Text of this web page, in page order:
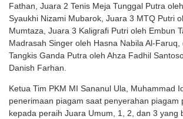
Fathan, Juara 2 Tenis Meja Tunggal Putra
Syaukhi Nizami Mubarok, Juara 3 MTQ Putri
Mumtaza, Juara 3 Kaligrafi Putri oleh Embun
Madrasah Singer oleh Hasna Nabila Al-Faruq,
Tangkis Ganda Putra oleh Ahza Fadhil
Danish Farhan.
Ketua Tim PKM MI Sananul Ula, Muhammad
penerimaan piagam saat penyerahan piagam
kepada peraih Juara Umum, 1, 2, dan 3 yang